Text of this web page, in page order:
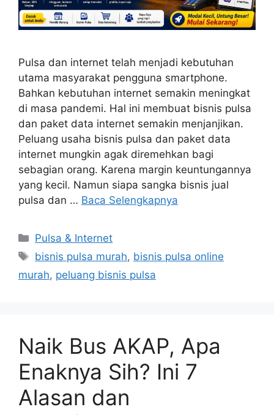
Pulsa dan internet telah menjadi kebutuhan
utama masyarakat pengguna smartphone.
Bahkan kebutuhan internet semakin meningkat
di masa pandemi. Hal ini membuat bisnis pulsa
dan paket data internet semakin menjanjikan.
Peluang usaha bisnis pulsa dan paket data
internet mungkin agak diremehkan bagi
sebagian orang. Karena margin keuntungannya
yang kecil. Namun siapa sangka bisnis jual
pulsa dan … Baca Selengkapnya
Pulsa & Internet
bisnis pulsa murah, bisnis pulsa online
murah, peluang bisnis pulsa
Naik Bus AKAP, Apa
Enaknya Sih? Ini 7
Alasan dan